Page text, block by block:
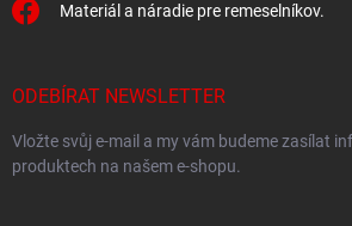
Materiál a náradie pre remeselníkov.
ODEBÍRAT NEWSLETTER
Vložte svůj e-mail a my vám budeme zasílat
produktech na našem e-shopu.